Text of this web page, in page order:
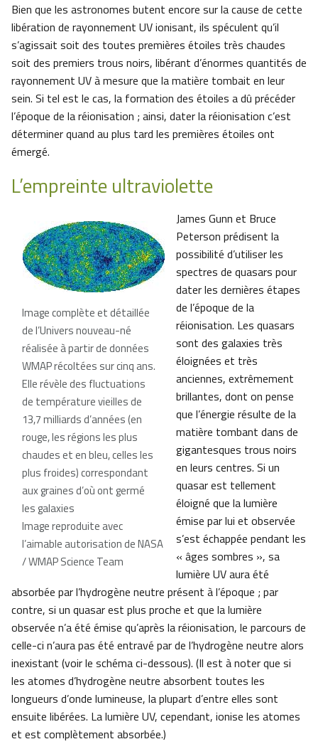
Bien que les astronomes butent encore sur la cause de cette
libération de rayonnement UV ionisant, ils spéculent qu’il
s’agissait soit des toutes premières étoiles très chaudes
soit des premiers trous noirs, libérant d’énormes quantités de
rayonnement UV à mesure que la matière tombait en leur
sein. Si tel est le cas, la formation des étoiles a dû précéder
l’époque de la réionisation ; ainsi, dater la réionisation c’est
déterminer quand au plus tard les premières étoiles ont
émergé.
L’empreinte ultraviolette
Image complète et détaillée
de l’Univers nouveau-né
réalisée à partir de données
WMAP récoltées sur cinq ans.
Elle révèle des fluctuations
de température vieilles de
13,7 milliards d’années (en
rouge, les régions les plus
chaudes et en bleu, celles les
plus froides) correspondant
aux graines d’où ont germé
les galaxies
Image reproduite avec
l’aimable autorisation de NASA
/ WMAP Science Team
James Gunn et Bruce
Peterson prédisent la
possibilité d’utiliser les
spectres de quasars pour
dater les dernières étapes
de l’époque de la
réionisation. Les quasars
sont des galaxies très
éloignées et très
anciennes, extrêmement
brillantes, dont on pense
que l’énergie résulte de la
matière tombant dans de
gigantesques trous noirs
en leurs centres. Si un
quasar est tellement
éloigné que la lumière
émise par lui et observée
s’est échappée pendant les
« âges sombres », sa
lumière UV aura été
absorbée par l’hydrogène neutre présent à l’époque ; par
contre, si un quasar est plus proche et que la lumière
observée n’a été émise qu’après la réionisation, le parcours de
celle-ci n’aura pas été entravé par de l’hydrogène neutre alors
inexistant (voir le schéma ci-dessous). (Il est à noter que si
les atomes d’hydrogène neutre absorbent toutes les
longueurs d’onde lumineuse, la plupart d’entre elles sont
ensuite libérées. La lumière UV, cependant, ionise les atomes
et est complètement absorbée.)